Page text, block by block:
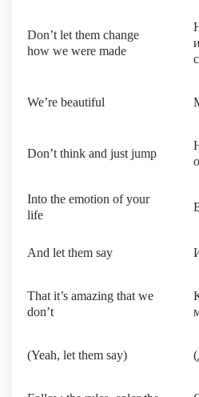
Don’t let them change
how we were made
We’re beautiful
Don’t think and just jump
Into the emotion of your
life
And let them say
That it’s amazing that we
don’t
(Yeah, let them say)